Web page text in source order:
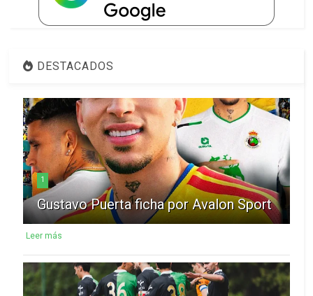
DESTACADOS
1
Gustavo Puerta ficha por Avalon Sport
Leer más